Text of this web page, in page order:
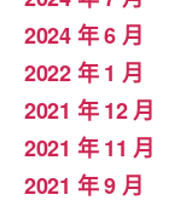
2024 年 6 月
2022 年 1 月
2021 年 12 月
2021 年 11 月
2021 年 9 月